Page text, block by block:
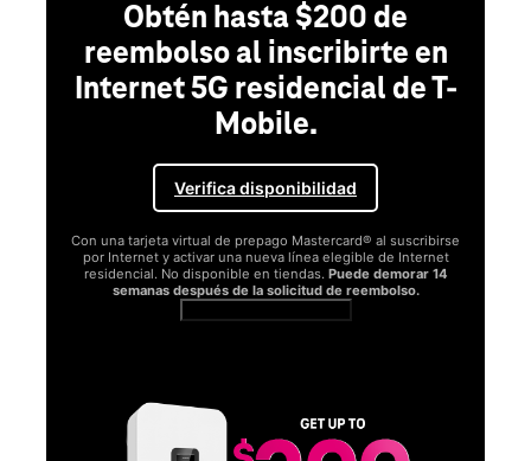
Obtén hasta $200 de
reembolso al inscribirte en
Internet 5G residencial de T-
Mobile.
Verifica disponibilidad
Con una tarjeta virtual de prepago Mastercard® al suscribirse
por Internet y activar una nueva línea elegible de Internet
residencial. No disponible en tiendas. Puede demorar 14
semanas después de la solicitud de reembolso.